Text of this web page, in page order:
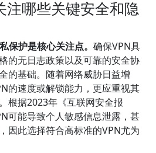
注哪些关键安全和隐
保护是核心关注点。 确保VPN具
的无日志政策以及可靠的安全协
的基础。随着网络威胁日益增
的速度或解锁能力，更应重视其
根据2023年《互联网安全报
可能导致个人敏感信息泄露，甚
因此选择符合高标准的VPN尤为